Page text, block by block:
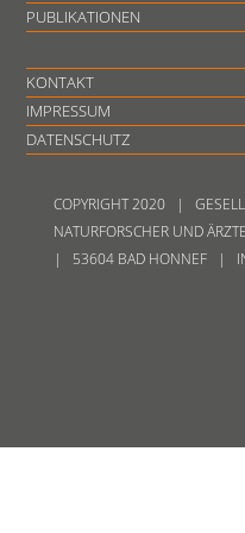
PUBLIKATIONEN
KONTAKT
IMPRESSUM
DATENSCHUTZ
COPYRIGHT 2020 |
NATURFORSCHER UND
| 53604 BAD HONNEF |